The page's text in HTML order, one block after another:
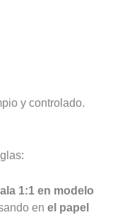
y controlado.
1:1 en modelo
enel papel